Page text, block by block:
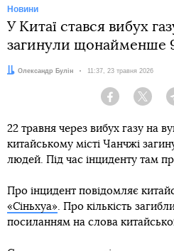
Новини
У Китаї стався вибух
загинули щонайменше
Автор:
Олександр Булін Дата:
11:37, 23 травня 2026
Facebook Twitter
22 травня через вибух газу на
китайському місті Чанчжі
людей. Під час інциденту там
Про інцидент повідомляє
«Сіньхуа». Про кількість
посиланням на слова